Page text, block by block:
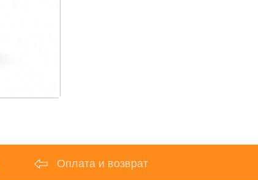
Оплата и возврат